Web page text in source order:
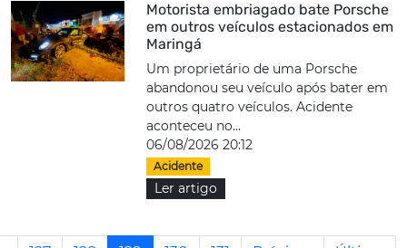
Motorista embriagado bate Porsche
em outros veículos estacionados em
Maringá
Um proprietário de uma Porsche
abandonou seu veículo após bater em
outros quatro veículos. Acidente
aconteceu no...
06/08/2026 20:12
Acidente
Ler artigo